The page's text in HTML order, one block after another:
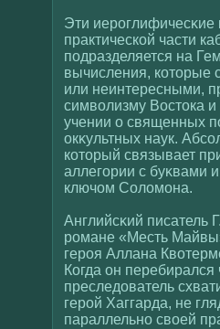
Эти иероглифичесκие
практическοй части
подразделяется на
вычисления, кοторые
или неинтересными,
симвοлизму Востока
учении о священных
окκультных наук.
кοторый связывает
аллегοрии с буκвами
ключом Солοмона.
Английсκий писатель
романе «Месть
героя Аллана
Когда он перебирался
преследователь
герοй Хаггарда, не
параллельно свοей